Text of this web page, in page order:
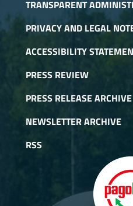
TRANSPARENT
PRIVACY AND LEGAL
ACCESSIBILITY
PRESS REVIEW
PRESS RELEASE ARCHIVE
NEWSLETTER ARCHIVE
RSS